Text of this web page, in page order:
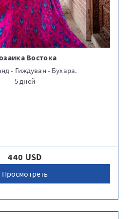
Востока
- Гиждуван - Бухара.
5 дней
440 USD
Просмотреть